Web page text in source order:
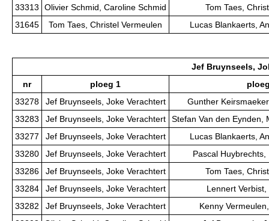
33313
Olivier Schmid, Caroline Schmid
Tom Taes,
31645
Tom Taes, Christel Vermeulen Lucas Blankaerts,
Jef Bruynseels,
nr
ploeg 1
33278
Jef Bruynseels, Joke Verachtert
Gunther
33283
Jef Bruynseels, Joke Verachtert
Stefan Van den Eynden,
33277
Jef Bruynseels, Joke Verachtert
Lucas Blankaerts,
33280
Jef Bruynseels, Joke Verachtert
Pascal
33286
Jef Bruynseels, Joke Verachtert
Tom Taes,
33284
Jef Bruynseels, Joke Verachtert
Lennert
33282
Jef Bruynseels, Joke Verachtert
Kenny